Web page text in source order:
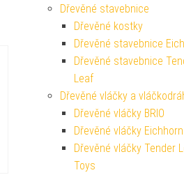
Dřevěné stavebnice
Dřevěné kostky
Dřevěné stavebnice
Dřevěné stavebnice
Leaf
Dřevěné vláčky a
Dřevěné vláčky BRIO
Dřevěné vláčky Eichhorn
Dřevěné vláčky Tender
Toys